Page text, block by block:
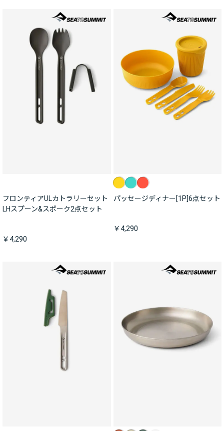
フロンティアULカトラリーセット
LHスプーン&スポーク2点セット
￥4,290
パッセージディナー[1P]6点セット
￥4,290